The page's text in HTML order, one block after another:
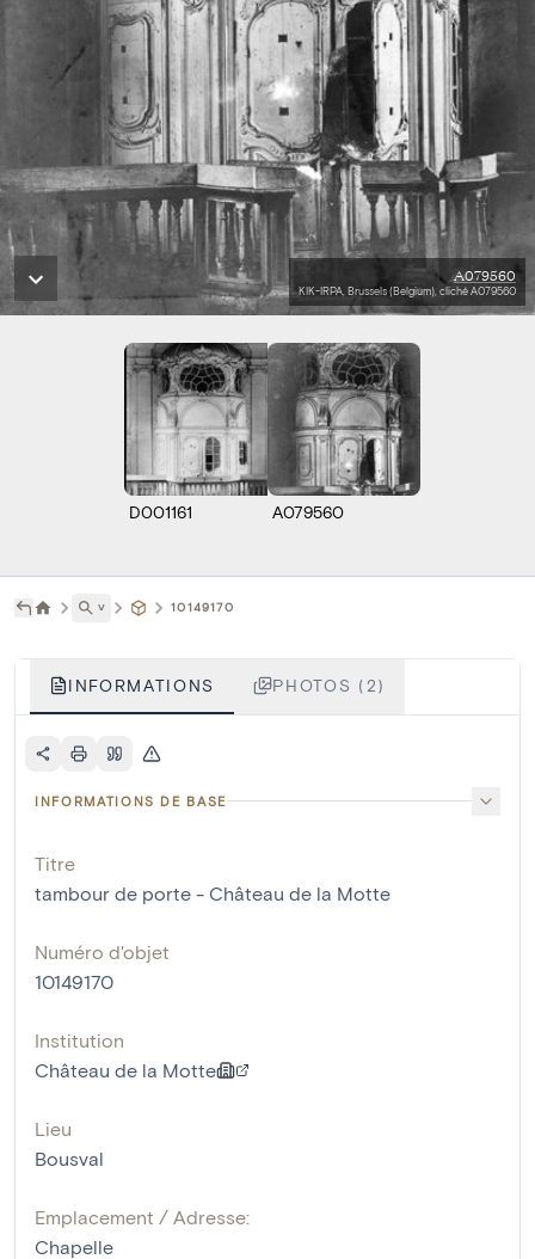
A079560
KIK-IRPA, Brussels (Belgium), cliché A079560
D001161 A079560
˅ 10149170
INFORMATIONS PHOTOS (2)
INFORMATIONS DE BASE
Titre
tambour de porte - Château de la Motte
Numéro d'objet
10149170
Institution
Château de la Motte
Lieu
Bousval
Emplacement / Adresse:
Chapelle